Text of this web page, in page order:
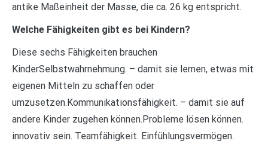
antike Maßeinheit der Masse, die ca. 26 kg entspricht.
Welche Fähigkeiten gibt es bei Kindern?
Diese sechs Fähigkeiten brauchen
KinderSelbstwahrnehmung. – damit sie lernen, etwas mit
eigenen Mitteln zu schaffen oder
umzusetzen.Kommunikationsfähigkeit. – damit sie auf
andere Kinder zugehen können.Probleme lösen können.
innovativ sein. Teamfähigkeit. Einfühlungsvermögen.